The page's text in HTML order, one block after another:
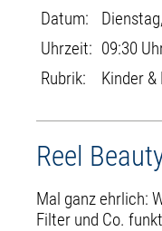
Datum:
Uhrzeit: 09:30
Rubrik:
Kinder &
Reel
Mal ganz ehrlich:
Filter und Co.